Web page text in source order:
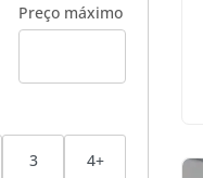
Preço máximo
3 4+